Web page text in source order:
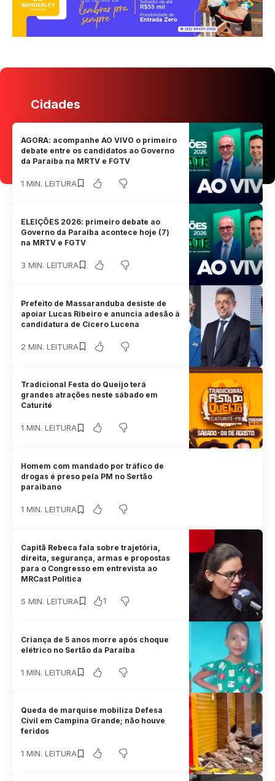
Cidades
AGORA: acompanhe AO VIVO o primeiro
debate entre os candidatos ao Governo
da Paraíba na MRTV e FGTV
1 MIN. LEITURA
ELEIÇÕES 2026: primeiro debate ao
Governo da Paraíba acontece hoje (7)
na MRTV e FGTV
3 MIN. LEITURA
Prefeito de Massaranduba desiste de
apoiar Lucas Ribeiro e anuncia adesão à
candidatura de Cícero Lucena
2 MIN. LEITURA
Tradicional Festa do Queijo terá
grandes atrações neste sábado em
Caturité
1 MIN. LEITURA
Homem com mandado por tráfico de
drogas é preso pela PM no Sertão
paraibano
1 MIN. LEITURA
Capitã Rebeca fala sobre trajetória,
direita, segurança, armas e propostas
para o Congresso em entrevista ao
MRCast Política
5 MIN. LEITURA 1
Criança de 5 anos morre após choque
elétrico no Sertão da Paraíba
1 MIN. LEITURA
Queda de marquise mobiliza Defesa
Civil em Campina Grande; não houve
feridos
1 MIN. LEITURA